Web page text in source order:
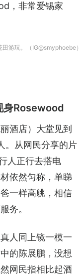
，非常爱锡家
游玩。（IG@smyphoebe）
身Rosewood
酒店）大堂见到
。从网民分享的片
人正行去搭电
依然匀称，单睇
一样高䠷，相信
务。
人同上镜一模一
的陈展鹏，没想
网民指相比起酒